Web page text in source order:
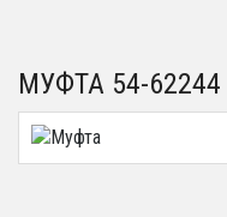
МУФТА 54-